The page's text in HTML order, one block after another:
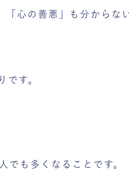
心の善悪」も分からな
です。
でも多くなることです。